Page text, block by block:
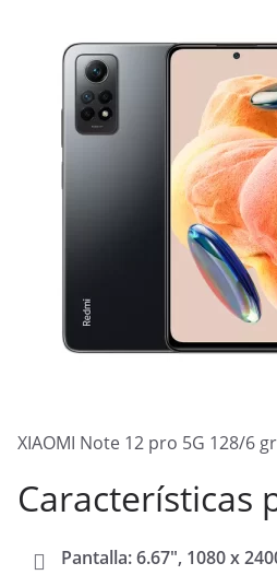
XIAOMI Note 12 pro 5G 128/6
Características
Pantalla: 6.67″, 1080 x